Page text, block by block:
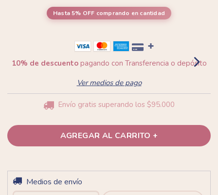
Hasta 5% OFF comprando en cantidad
10% de descuentopagando con Transferencia o depósito
Ver medios de pago
Envío gratis superando los $95.000
Entregas para el CP:
Medios de envío